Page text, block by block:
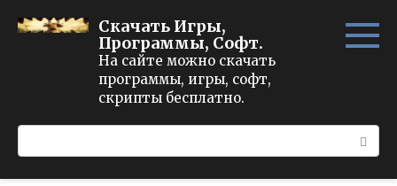
Скачать Игры,
Программы, Софт.
На сайте можно скачать
программы, игры, софт,
скрипты бесплатно.